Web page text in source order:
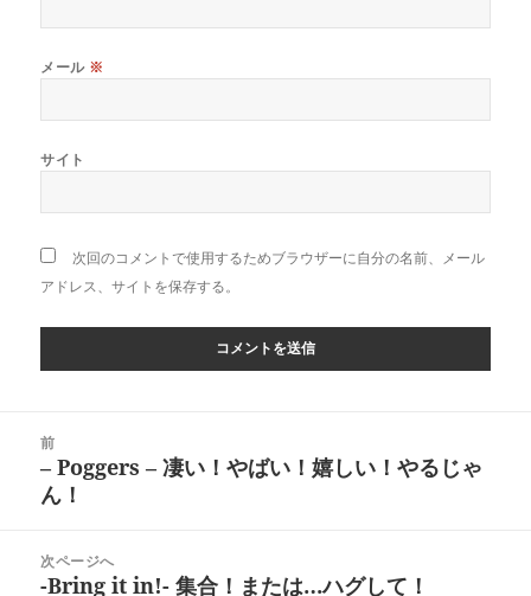
メール ※
サイト
次回のコメントで使用するためブラウザーに自分の名前、メール
アドレス、サイトを保存する。
前
前
の
稿:
– Poggers – 凄い！やばい！嬉しい！やるじゃ
ん！
次ページへ
次
-Bring it in!- 集合！または…ハグして！